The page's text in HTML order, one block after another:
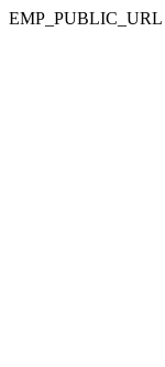
EMP_PUBLIC_URL